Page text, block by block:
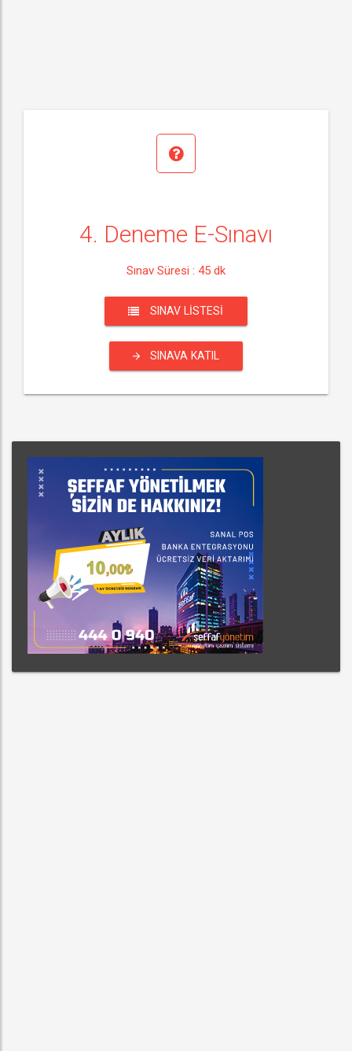
4. Deneme E-Sınavı
Sınav Süresi : 45 dk
SINAV LISTESI
SINAVA KATIL